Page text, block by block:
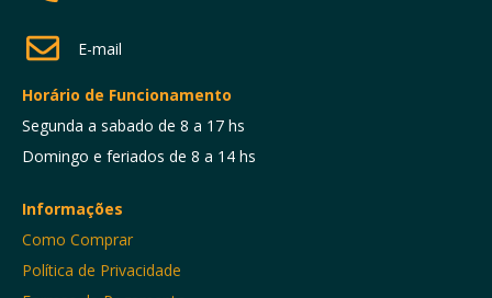
E-mail
Horário de Funcionamento
Segunda a sabado de 8 a 17 hs
Domingo e feriados de 8 a 14 hs
Informações
Como Comprar
Política de Privacidade